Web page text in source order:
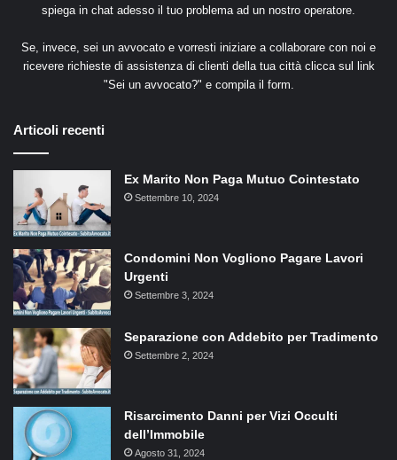
spiega in chat adesso il tuo problema ad un nostro operatore.
Se, invece, sei un avvocato e vorresti iniziare a collaborare con noi e
ricevere richieste di assistenza di clienti della tua città clicca sul link
"Sei un avvocato?" e compila il form.
Articoli recenti
Ex Marito Non Paga Mutuo Cointestato
Settembre 10, 2024
Condomini Non Vogliono Pagare Lavori
Urgenti
Settembre 3, 2024
Separazione con Addebito per Tradimento
Settembre 2, 2024
Risarcimento Danni per Vizi Occulti
dell’Immobile
Agosto 31, 2024